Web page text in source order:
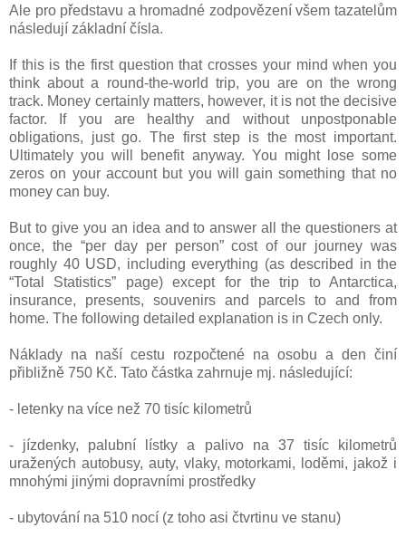
Ale pro představu a hromadné zodpovězení všem tazatelům
následují základní čísla.
If this is the first question that crosses your mind when you
think about a round-the-world trip, you are on the wrong
track. Money certainly matters, however, it is not the decisive
factor. If you are healthy and without unpostponable
obligations, just go. The first step is the most important.
Ultimately you will benefit anyway. You might lose some
zeros on your account but you will gain something that no
money can buy.
But to give you an idea and to answer all the questioners at
once, the “per day per person” cost of our journey was
roughly 40 USD, including everything (as described in the
“Total Statistics” page) except for the trip to Antarctica,
insurance, presents, souvenirs and parcels to and from
home. The following detailed explanation is in Czech only.
Náklady na naší cestu rozpočtené na osobu a den činí
přibližně 750 Kč. Tato částka zahrnuje mj. následující:
- letenky na více než 70 tisíc kilometrů
- jízdenky, palubní lístky a palivo na 37 tisíc kilometrů
uražených autobusy, auty, vlaky, motorkami, loděmi, jakož i
mnohými jinými dopravními prostředky
- ubytování na 510 nocí (z toho asi čtvrtinu ve stanu)